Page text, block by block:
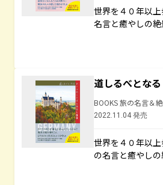
世界を４０年以
名言と癒やしの絶
道しるべとな
BOOKS 旅の名言＆
2022.11.04 発売
世界を４０年以
の名言と癒やし